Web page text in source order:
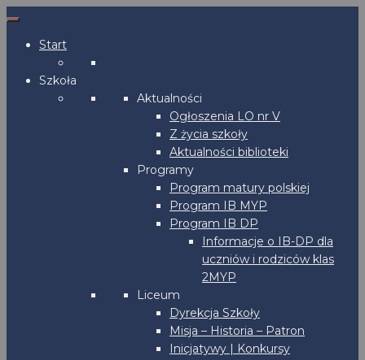
Start
Szkoła
Aktualności
Ogłoszenia LO nr V
Z życia szkoły
Aktualności biblioteki
Programy
Program matury polskiej
Program IB MYP
Program IB DP
Informacje o IB-DP dla
uczniów i rodziców klas
2MYP
Liceum
Dyrekcja Szkoły
Misja – Historia – Patron
Inicjatywy | Konkursy